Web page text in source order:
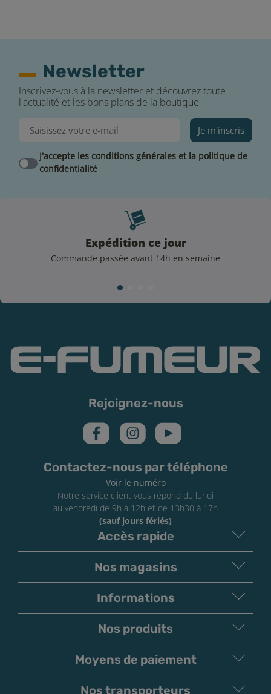
Newsletter
Inscrivez-vous à la newsletter et découvrez toute
l'actualité et les bons plans de la boutique
Je m'inscris
J'accepte les conditions générales et la politique de
confidentialité
Expédition ce jour
Commande passée avant 14h en semaine
Rejoignez-nous
Contactez-nous par téléphone
Voir le numéro
Notre service client vous répond du lundi
au vendredi de 9h à 12h et de 13h30 à 17h
(sauf jours fériés)
Accès rapide
Nos magasins
Informations
Nos produits
Moyens de paiement
Nos transporteurs